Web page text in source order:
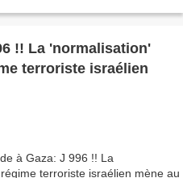
!! La 'normalisation'
terroriste israélien